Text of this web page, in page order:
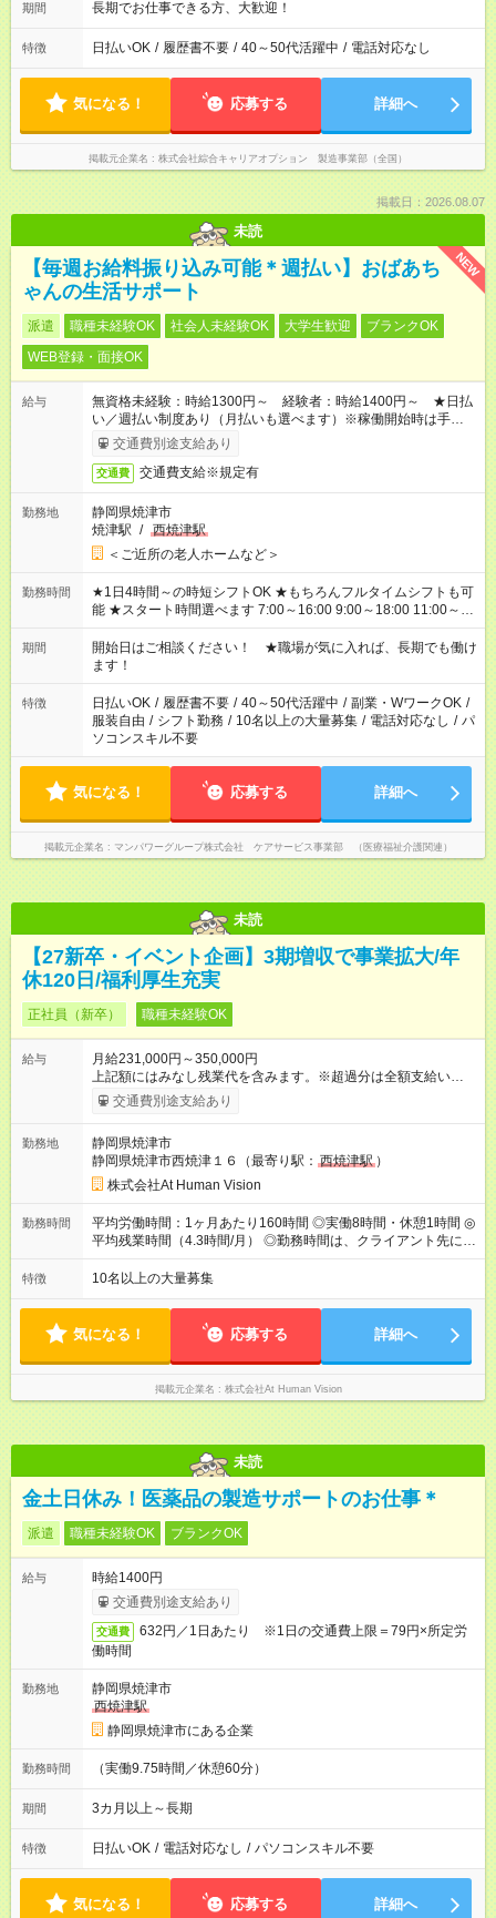
期間 長期でお仕事できる方、大歓迎！
特徴 日払いOK / 履歴書不要 / 40～50代活躍中 / 電話対応なし
気になる！ 応募する 詳細へ
掲載元企業名 株式会社綜合キャリアオプション 製造事業部（全国）
掲載日：2026.08.07
未読
NEW
【毎週お給料振り込み可能＊週払い】おばあち
ゃんの生活サポート
派遣 職種未経験OK 社会人未経験OK 大学生歓迎
ブランクOK
WEB登録・面接OK
給与
無資格未経験：時給1300円～ 経験者：時給1400円～ ★日払
い／週払い制度あり（月払いも選べます）※稼働開始時は手続き
完了次第のお支払いとなります。
交通費別途支給あり
交通費 交通費支給※規定有
勤務地
静岡県焼津市
焼津駅 / 西焼津駅
＜ご近所の老人ホームなど＞
勤務時間
★1日4時間～の時短シフトOK ★もちろんフルタイムシフトも可
能 ★スタート時間選べます 7:00～16:00 9:00～18:00 11:00～
20:00 など 残業なし！ ※Wワークの場合、他のお仕事と合わせ
週40時間超の就業はご案内できません ※法令に基づき、週20時
間以上勤務は社会保険への加入対象となります ※労働者派遣法
（日雇い派遣の原則禁止）により、短時間・短期間の就業はご
案内が難しい場合があります
期間
開始日はご相談ください！ ★職場が気に入れば、長期でも働け
ます！
特徴 日払いOK / 履歴書不要 / 40～50代活躍中 / 副業・WワークOK /
服装自由 / シフト勤務 / 10名以上の大量募集 / 電話対応なし / パ
ソコンスキル不要
気になる！ 応募する 詳細へ
掲載元企業名 マンパワーグループ株式会社 ケアサービス事業部 （医療福祉介護関連）
未読
【27新卒・イベント企画】3期増収で事業拡大/年
休120日/福利厚生充実
正社員（新卒） 職種未経験OK
給与
月給231,000円～350,000円
上記額にはみなし残業代を含みます。※超過分は全額支給いたし
ます。 みなし残業代 24,000円 ～ 37,000円／月 みなし残業時
間 15時間／月 【給与】 月給： 大卒・院卒 ：243，000
（固定残業代 24，000円） 賞与：年２回 （業績連動型） 昇
給：年２回（3月、9月) 試用期間：6ヶ月 ※上記額にはみなし残
業代（月15時間分）が含まれた 金額になります。超過分は追加
で全額支給。 【頑張りを給与・キャリアに還元します】 年に2
回⼈事評価があり等級が決まります。 等級に合わせた給与設定
のため、若い内からでも頑張り次第で給与アップが叶います。
（⽉給34～45万円）→課⻑（⽉給36～48万円）→部⻑（⽉給40
～58万円） 【試用期間】試用期間あり 試用期間の長さ：6ヶ月
※ 雇用形態と給与に、本採用時と異なる部分があります。 雇用
形態：本採用時と同じです。 給与：月給 211,000円 ～ 330,000
円 上記額にはみなし残業代を含みます。※超過分は全額支給い
たします。 みなし残業代 22,000円 ～ 34,000円／月 みなし残業
交通費別途支給あり
勤務地
静岡県焼津市
静岡県焼津市西焼津１６（最寄り駅： 西焼津駅 ）
株式会社At Human Vision
勤務時間
平均労働時間：1ヶ月あたり160時間 ◎実働8時間・休憩1時間 ◎
平均残業時間（4.3時間/月） ◎勤務時間は、クライアント先に
より異なります。 ※＜シフト例＞ 10:00～19:00／11:00～
20:00 平均労働時間：1ヶ月あたり160時間 ◎実働8時間・休憩1
先に より異なります。 ※＜シフト例＞ 10:00～19:00／11:00
～20:00
特徴 10名以上の大量募集
気になる！ 応募する 詳細へ
掲載元企業名 株式会社At Human Vision
未読
金土日休み！医薬品の製造サポートのお仕事＊
派遣 職種未経験OK ブランクOK
給与
時給1400円
交通費別途支給あり
交通費
632円／1日あたり ※1日の交通費上限＝79円×所定労
働時間
勤務地
静岡県焼津市
西焼津駅
静岡県焼津市にある企業
勤務時間 （実働9.75時間／休憩60分）
期間 3カ月以上～長期
特徴 日払いOK / 電話対応なし / パソコンスキル不要
気になる！ 応募する 詳細へ